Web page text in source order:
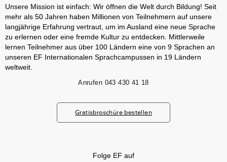
Unsere Mission ist einfach: Wir öffnen die Welt durch Bildung! Seit
mehr als 50 Jahren haben Millionen von Teilnehmern auf unsere
langjährige Erfahrung vertraut, um im Ausland eine neue Sprache
zu erlernen oder eine fremde Kultur zu entdecken. Mittlerweile
lernen Teilnehmer aus über 100 Ländern eine von 9 Sprachen an
unseren EF Internationalen Sprachcampussen in 19 Ländern
weltweit.
Anrufen 043 430 41 18
Gratisbroschüre bestellen
Folge EF auf